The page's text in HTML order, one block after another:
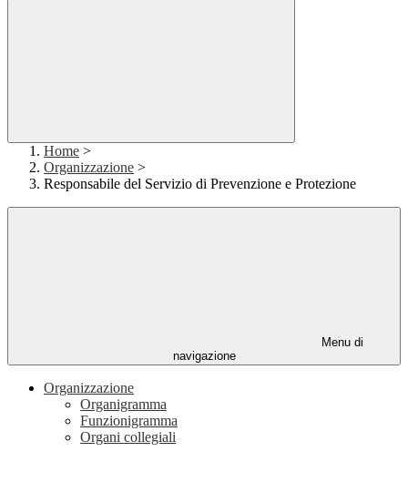
Home >
Organizzazione >
Responsabile del Servizio di Prevenzione e Protezione
Menu di
navigazione
Organizzazione
Organigramma
Funzionigramma
Organi collegiali